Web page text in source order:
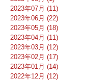
2023年07月 (11)
2023年06月 (22)
2023年05月 (18)
2023年04月 (11)
2023年03月 (12)
2023年02月 (17)
2023年01月 (14)
2022年12月 (12)